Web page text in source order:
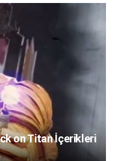
on Titan İçerikleri